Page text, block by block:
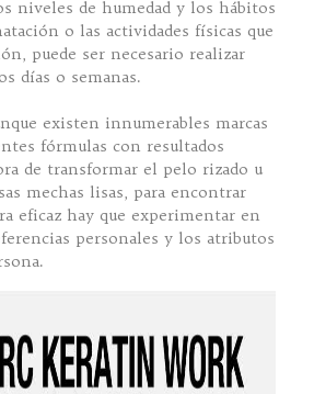
niveles de humedad y los hábitos
o las actividades físicas que
puede ser necesario realizar
días o semanas.
existen innumerables marcas
fórmulas con resultados
de transformar el pelo rizado u
mechas lisas, para encontrar
eficaz hay que experimentar en
personales y los atributos